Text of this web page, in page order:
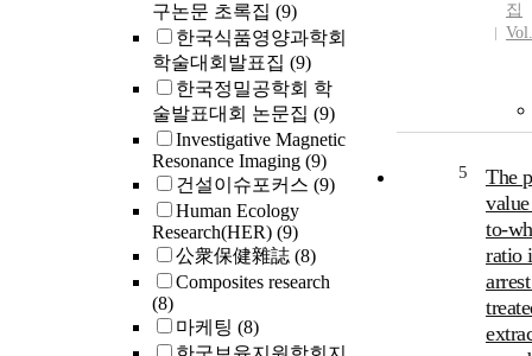
구논문 초록집 (9)
한국식품영양과학회
학술대회발표집 (9)
한국정밀공학회 학
술발표대회 논문집 (9)
Investigative Magnetic
Resonance Imaging (9)
건설이슈포커스 (9)
Human Ecology
Research(HER) (9)
公衆保健雜誌 (8)
Composites research
(8)
마케팅 (8)
집
5
The
to-
ratio